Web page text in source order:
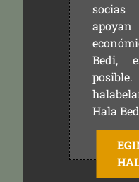
socias
apoyan
Bedi,
Hala